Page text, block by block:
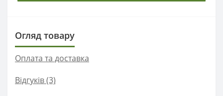
Огляд товару
Оплата та доставка
Відгуків (3)